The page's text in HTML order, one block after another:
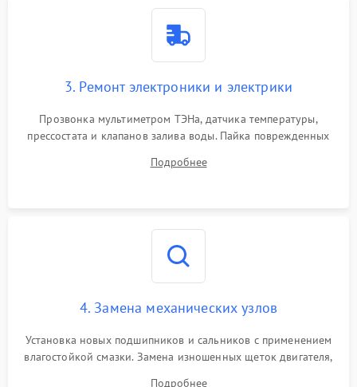
3. Ремонт электроники и электрики
Прозвонка мультиметром ТЭНа, датчика температуры,
прессостата и клапанов залива воды. Пайка поврежденных
Восстановление целостности проводки и контактов.
Подробнее
4. Замена механических узлов
Установка новых подшипников и сальников с применением
влагостойкой смазки. Замена изношенных щеток двигателя,
Подробнее